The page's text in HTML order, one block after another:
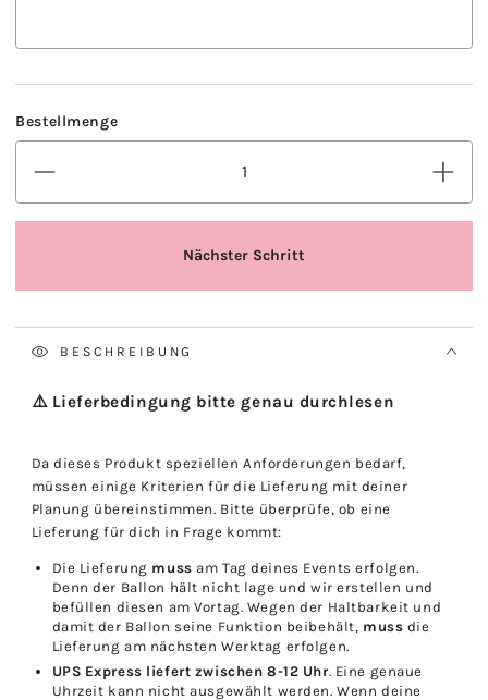
BESCHREIBUNG
⚠️ Lieferbedingung bitte genau durchlesen
Da dieses Produkt speziellen Anforderungen bedarf,
müssen einige Kriterien für die Lieferung mit deiner
Planung übereinstimmen. Bitte überprüfe, ob eine
Lieferung für dich in Frage kommt:
Die Lieferung muss am Tag deines Events erfolgen.
Denn der Ballon hält nicht lage und wir erstellen und
befüllen diesen am Vortag. Wegen der Haltbarkeit und
damit der Ballon seine Funktion beibehält, muss die
Lieferung am nächsten Werktag erfolgen.
UPS Express liefert zwischen 8-12 Uhr. Eine genaue
Uhrzeit kann nicht ausgewählt werden. Wenn deine